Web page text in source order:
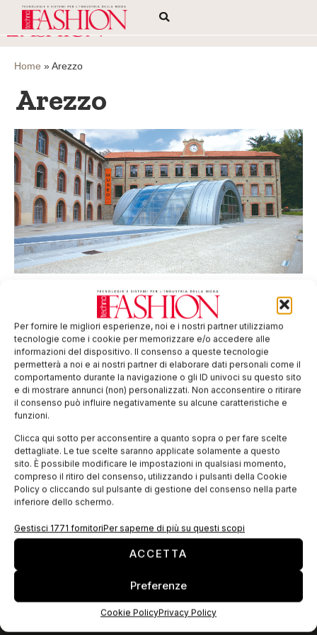
Per fornire le migliori esperienze, noi e i nostri partner utilizziamo
tecnologie come i cookie per memorizzare e/o accedere alle
informazioni del dispositivo. Il consenso a queste tecnologie
permetterà a noi e ai nostri partner di elaborare dati personali come il
comportamento durante la navigazione o gli ID univoci su questo sito
e di mostrare annunci (non) personalizzati. Non acconsentire o ritirare
il consenso può influire negativamente su alcune caratteristiche e
funzioni.
Clicca qui sotto per acconsentire a quanto sopra o per fare scelte
dettagliate. Le tue scelte saranno applicate solamente a questo
sito. È possibile modificare le impostazioni in qualsiasi momento,
compreso il ritiro del consenso, utilizzando i pulsanti della Cookie
Policy o cliccando sul pulsante di gestione del consenso nella parte
inferiore dello schermo.
Gestisci 1771 fornitoriPer saperne di più su questi scopi
ACCETTA
Preferenze
Cookie PolicyPrivacy Policy
Home »Arezzo
Arezzo
Un museo dell’arte della lana ridà vita all’ex
lanificio di Stia
In questo post vi suggeriamo una visita al Museo dell’Arte
della Lana. l Museo dell’Arte della Lana è ubicato nel
complesso dell’ex lanificio di Stia (Arezzo), in Casentino,
restaurato dopo
EDICOLA WEB
ISCRIVITI ALLA NEWSLETTER